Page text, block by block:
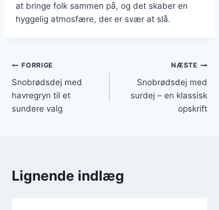
at bringe folk sammen på, og det skaber en
hyggelig atmosfære, der er svær at slå.
Indlægsnavigation
FORRIGE
Snobrødsdej med
havregryn til et
sundere valg
NÆSTE
Snobrødsdej med
surdej – en klassisk
opskrift
Lignende indlæg